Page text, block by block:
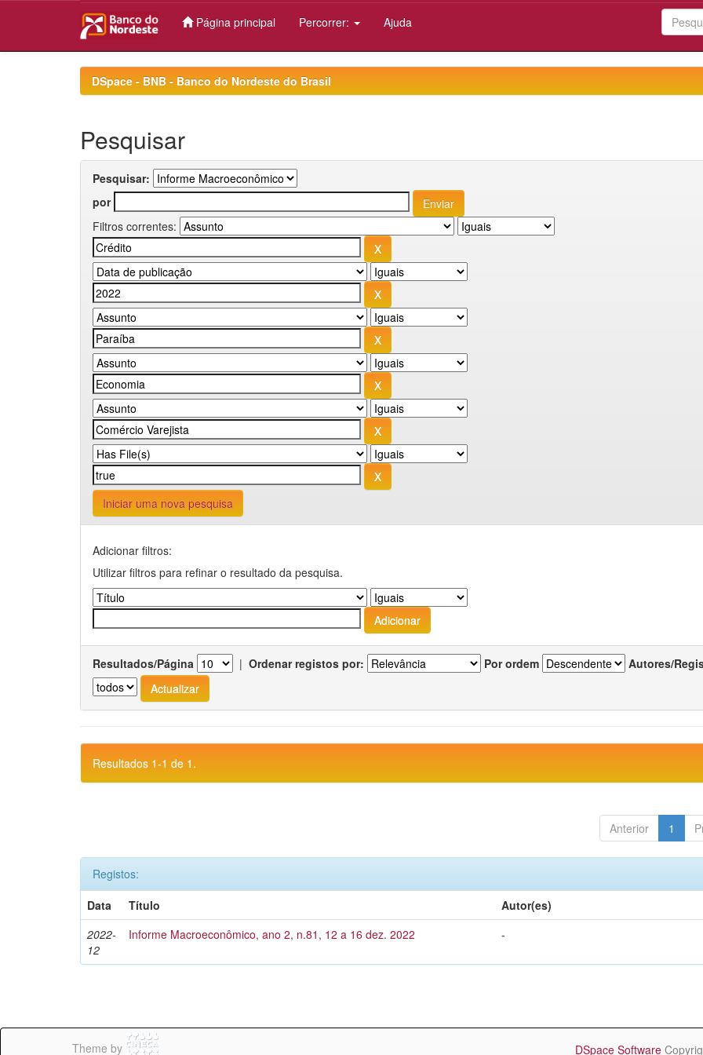
Página principal Percorrer: Ajuda
DSpace - BNB - Banco do Nordeste do Brasil
Pesquisar
Pesquisar:
por
Filtros correntes:
Iniciar uma nova pesquisa
Adicionar filtros:
Utilizar filtros para refinar o resultado da pesquisa.
Resultados/Página | Ordenar registos por: Por ordem Autores/
Resultados 1-1 de 1.
Anterior 1
Registos:
Data
Título
Autor(es)
2022-
12
Informe Macroeconômico, ano 2, n.81, 12 a 16 dez. 2022 -
Theme by DSpace Software